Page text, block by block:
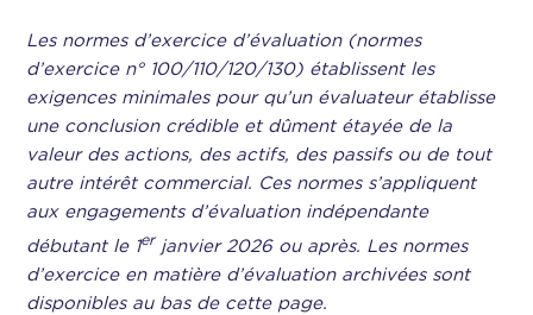
Les normes d’exercice d’évaluation (normes
d’exercice n° 100/110/120/130) établissent les
exigences minimales pour qu’un évaluateur établisse
une conclusion crédible et dûment étayée de la
valeur des actions, des actifs, des passifs ou de tout
autre intérêt commercial. Ces normes s’appliquent
aux engagements d’évaluation indépendante
débutant le 1erjanvier 2026 ou après. Les normes
d’exercice en matière d’évaluation archivées sont
disponibles au bas de cette page.